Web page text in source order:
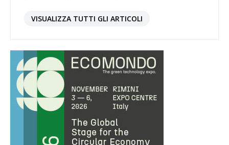
VISUALIZZA TUTTI GLI ARTICOLI